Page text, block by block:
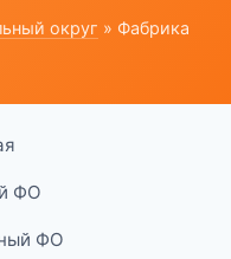
округ » Фабрика
ФО
ФО